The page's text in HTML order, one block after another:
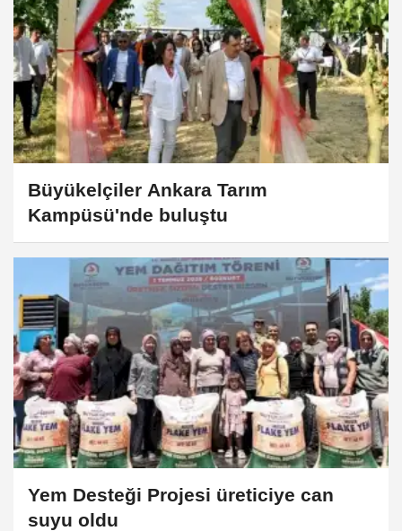
Büyükelçiler Ankara Tarım
Kampüsü'nde buluştu
Yem Desteği Projesi üreticiye can
suyu oldu